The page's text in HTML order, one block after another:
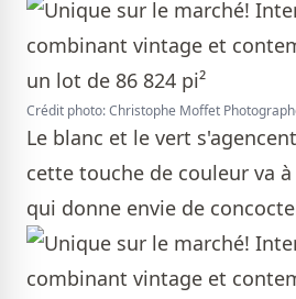
Crédit photo: Christophe Moffet
Le blanc et le vert
cette touche de couleur va
qui donne envie de